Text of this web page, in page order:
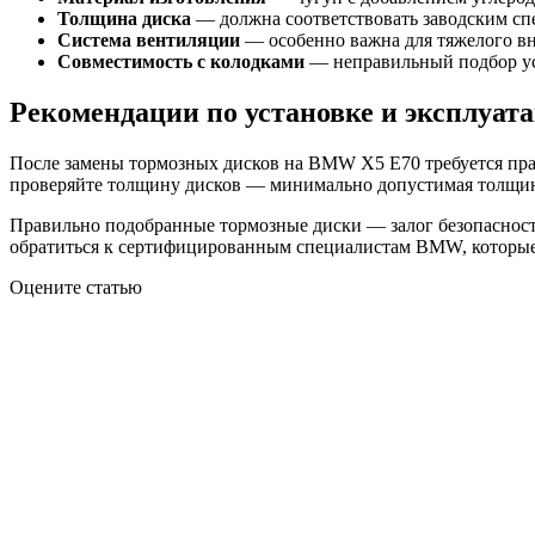
Толщина диска — должна соответствовать заводским
Система вентиляции — особенно важна для тяжелого
Совместимость с колодками — неправильный подбор
Рекомендации по установке и
После замены тормозных дисков на BMW X5 E70 требуется
проверяйте толщину дисков — минимально допустимая
Правильно подобранные тормозные диски — залог
обратиться к сертифицированным специалистам BMW,
Оцените статью